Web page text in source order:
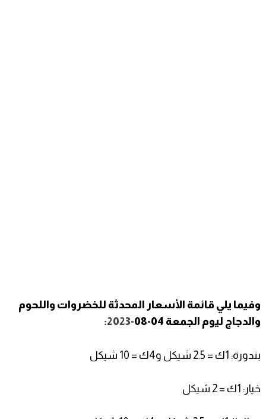
وفيما يلي قائمة الأسعار المحدثة للخضروات واللحوم
والدجاج ليوم الجمعة 04-08
-2023:
بندورة: 1ك = 2.5 شيكل و4ك = 10 شيكل
خيار: 1ك = 2 شيكل